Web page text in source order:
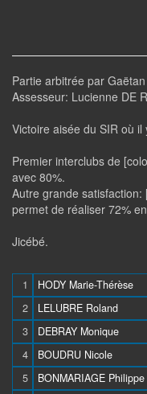
Partie arbitrée par
Assesseur: Lucienne DE
Victoire aisée du SIR où
Premier interclubs de
avec 80%.
Autre grande satisfaction:
permet de réaliser 72%
Jicébé.
1 HODY Marie-Thérèse
2
LELUBRE Roland
3
DEBRAY Monique
4
BOUDRU Nicole
5
BONMARIAGE Philippe